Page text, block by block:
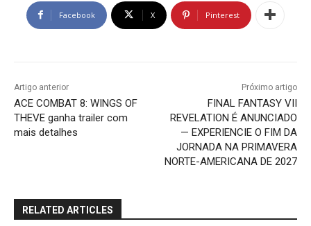
Facebook X Pinterest
Artigo anterior
ACE COMBAT 8: WINGS OF
THEVE ganha trailer com
mais detalhes
Próximo artigo
FINAL FANTASY VII
REVELATION É ANUNCIADO
— EXPERIENCIE O FIM DA
JORNADA NA PRIMAVERA
NORTE-AMERICANA DE 2027
RELATED ARTICLES